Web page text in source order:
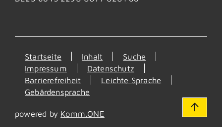
Startseite Inhalt
Suche
Impressum
Datenschutz
Barrierefreiheit
Leichte Sprache
Gebärdensprache
powered by Komm.ONE